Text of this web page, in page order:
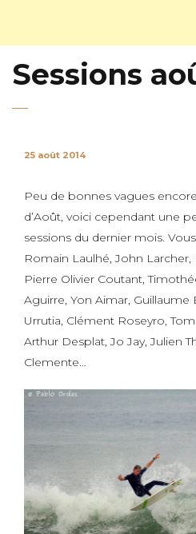
Sessions
25 août 2014
Peu de bonnes vagues
d’Août, voici cependant une
sessions du dernier mois.
Romain Laulhé, John Larcher,
Pierre Olivier Coutant,
Aguirre, Yon Aimar,
Urrutia, Clément Roseyro,
Arthur Desplat, Jo Jay, Julien
Clemente…